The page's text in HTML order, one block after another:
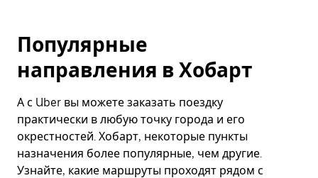
Популярные
направления в Хобарт
А с Uber вы можете заказать поездку
практически в любую точку города и его
окрестностей. Хобарт, некоторые пункты
назначения более популярные, чем другие.
Узнайте, какие маршруты проходят рядом с